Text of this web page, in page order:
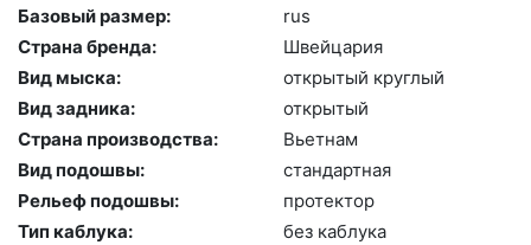
Базовый размер:
rus
Страна бренда:
Швей­ца­рия
Вид мыска:
отк­ры­тый круг­лый
Вид задника:
отк­ры­тый
Страна производства:
Вь­ет­нам
Вид подошвы:
стан­дарт­ная
Рельеф подошвы:
про­тек­тор
Тип каблука:
без каб­лу­ка